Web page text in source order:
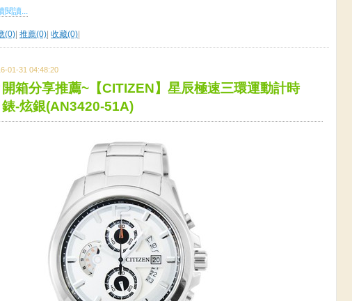
閱讀...
(0) 推薦(0) 收藏(0)
01-31 04:48:20
開箱分享推薦~【CITIZEN】星辰極速三環運動計時
錶-炫銀(AN3420-51A)